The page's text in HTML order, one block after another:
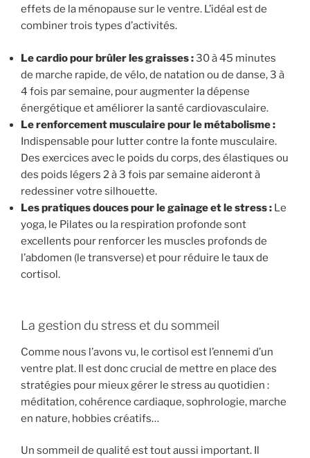
effets de la ménopause sur le ventre. L’idéal est de
combiner trois types d’activités.
Le cardio pour brûler les graisses :30 à 45 minutes
de marche rapide, de vélo, de natation ou de danse, 3 à
4 fois par semaine, pour augmenter la dépense
énergétique et améliorer la santé cardiovasculaire.
Le renforcement musculaire pour le métabolisme :
Indispensable pour lutter contre la fonte musculaire.
Des exercices avec le poids du corps, des élastiques ou
des poids légers 2 à 3 fois par semaine aideront à
redessiner votre silhouette.
Les pratiques douces pour le gainage et le stress : Le
yoga, le Pilates ou la respiration profonde sont
excellents pour renforcer les muscles profonds de
l’abdomen (le transverse) et pour réduire le taux de
cortisol.
La gestion du stress et du sommeil
Comme nous l’avons vu, le cortisol est l’ennemi d’un
ventre plat. Il est donc crucial de mettre en place des
stratégies pour mieux gérer le stress au quotidien :
méditation, cohérence cardiaque, sophrologie, marche
en nature, hobbies créatifs…
Un sommeil de qualité est tout aussi important. Il